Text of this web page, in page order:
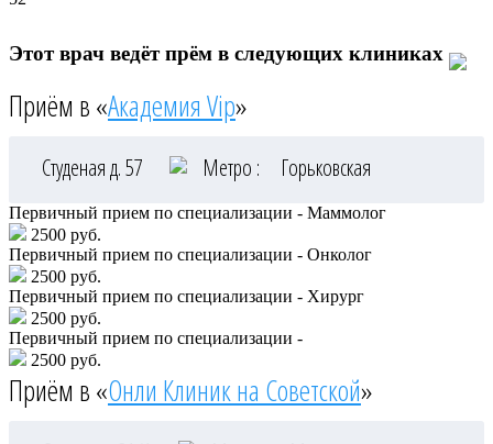
Этот врач ведёт прём в следующих клиниках
Приём в «Академия Vip»
Студеная д. 57 Метро : Горьковская
Первичный прием по специализации - Маммолог
2500 руб.
Первичный прием по специализации - Онколог
2500 руб.
Первичный прием по специализации - Хирург
2500 руб.
Первичный прием по специализации -
2500 руб.
Приём в «Онли Клиник на Советской»